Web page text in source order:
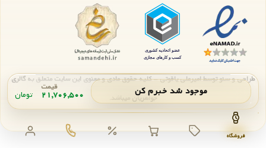
موجود شد خبرم کن قیمت
۲۱,۷۰۶,۵۰۰ تومان
اعلان موجودی بستن
طراحی و سئو توسط امیرعلی یاقوتی - کلیه حقوق مادی و معنوی این سایت متعلق به گالری
جواهریان میباشد.
فروشگاه